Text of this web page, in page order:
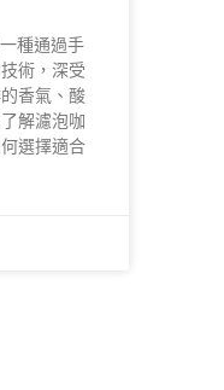
種通過手
術，深受
香氣、酸
解濾泡咖
選擇適合